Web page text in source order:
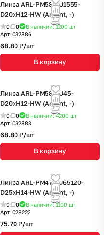
Линза ARL-PM585-U1555-
D20xH12-HW (Arlight, -)
0 0 В наличии: 1200 шт
Арт. 032886
68.80 ₽/шт
В корзину
Линза ARL-PM585-U45-
D20xH12-HW (Arlight, -)
0 0 В наличии: 4200 шт
Арт. 032888
68.80 ₽/шт
В корзину
Линза ARL-PM478-U65120-
D25xH14-HW (Arlight, -)
0 0 В наличии: 1100 шт
Арт. 028223
75.70 ₽/шт